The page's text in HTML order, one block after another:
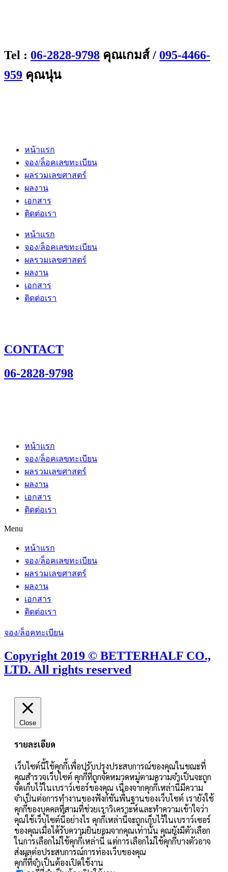
Tel : 06-2828-9798 คุณเกมส์ / 095-4466-
959 คุณนุ่น
หน้าแรก
จอง/ล็อคเลขทะเบียน
ผลรวมเลขศาสตร์
ผลงาน
เอกสาร
ติดต่อเรา
หน้าแรก
จอง/ล็อคเลขทะเบียน
ผลรวมเลขศาสตร์
ผลงาน
เอกสาร
ติดต่อเรา
CONTACT
06-2828-9798
หน้าแรก
จอง/ล็อคเลขทะเบียน
ผลรวมเลขศาสตร์
ผลงาน
เอกสาร
ติดต่อเรา
Menu
หน้าแรก
จอง/ล็อคเลขทะเบียน
ผลรวมเลขศาสตร์
ผลงาน
เอกสาร
ติดต่อเรา
จอง/ล็อคทะเบียน
Copyright 2019 © BETTERHALF CO.,
LTD. All rights reserved
Close
รายละเอียด
เว็บไซต์นี้ใช้คุกกี้เพื่อปรับปรุงประสบการณ์ของคุณในขณะที่
คุณสำรวจเว็บไซต์ คุกกี้ที่ถูกจัดหมวดหมู่ตามความจำเป็นจะถูก
จัดเก็บไว้ในเบราว์เซอร์ของคุณ เนื่องจากคุกกี้เหล่านี้มีความ
จำเป็นต่อการทำงานของฟังก์ชันพื้นฐานของเว็บไซต์ เรายังใช้
คุกกี้ของบุคคลที่สามที่ช่วยเราวิเคราะห์และทำความเข้าใจว่า
คุณใช้เว็บไซต์นี้อย่างไร คุกกี้เหล่านี้จะถูกเก็บไว้ในเบราว์เซอร์
ของคุณเมื่อได้รับความยินยอมจากคุณเท่านั้น คุณยังมีตัวเลือก
ในการเลือกไม่ใช้คุกกี้เหล่านี้ แต่การเลือกไม่ใช้คุกกี้บางตัวอาจ
ส่งผลต่อประสบการณ์การท่องเว็บของคุณ
คุกกี้ที่จำเป็นต้องเปิดใช้งาน